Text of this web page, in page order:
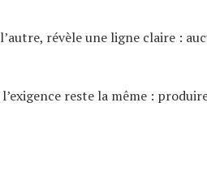
révèle une ligne claire :
reste la même :